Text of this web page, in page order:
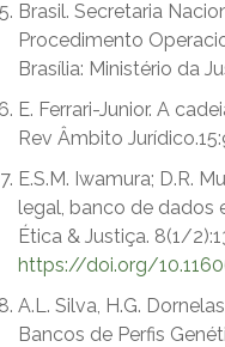
Brasil. Secretaria
Procedimento
Brasília: Ministério da
E. Ferrari-Junior. A
Rev Âmbito
E.S.M. Iwamura; D.R.
legal, banco de dados
Ética & Justiça. 8(1/
https://doi.org/
A.L. Silva, H.G.
Bancos de Perfis